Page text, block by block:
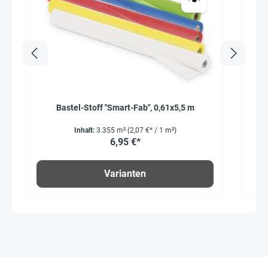
Bastel-Stoff "Smart-Fab", 0,61x5,5 m
Inhalt: 3.355 m² (2,07 €* / 1 m²)
6,95 €*
Varianten